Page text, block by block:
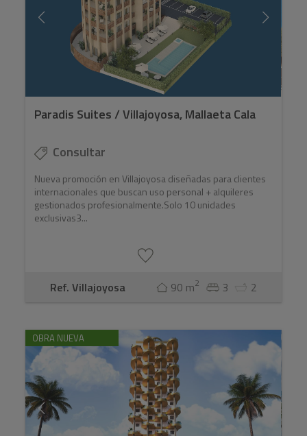
Paradis Suites / Villajoyosa, Mallaeta Cala
Consultar
Nueva promoción en Villajoyosa diseñadas para clientes
internacionales que buscan uso personal + alquileres
gestionados profesionalmente.Solo 10 unidades
exclusivas3...
Ref. Villajoyosa 90 m2 3 2
OBRA NUEVA